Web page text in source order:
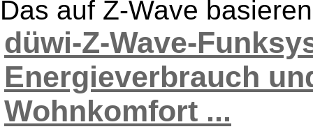
Das auf Z-Wave
düwi-Z-Wave-
Energieverbrauch
Wohnkomfort ...